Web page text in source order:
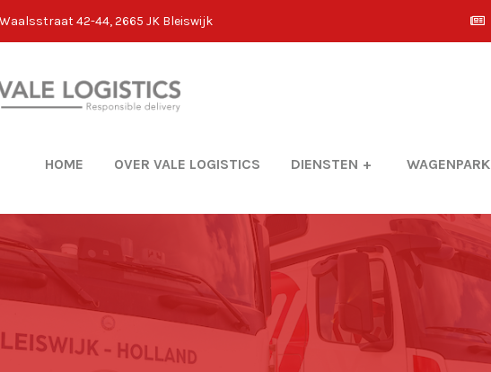
42-44, 2665 JK Bleiswijk
HOME OVER VALE LOGISTICS DIENSTEN WAGENPARK